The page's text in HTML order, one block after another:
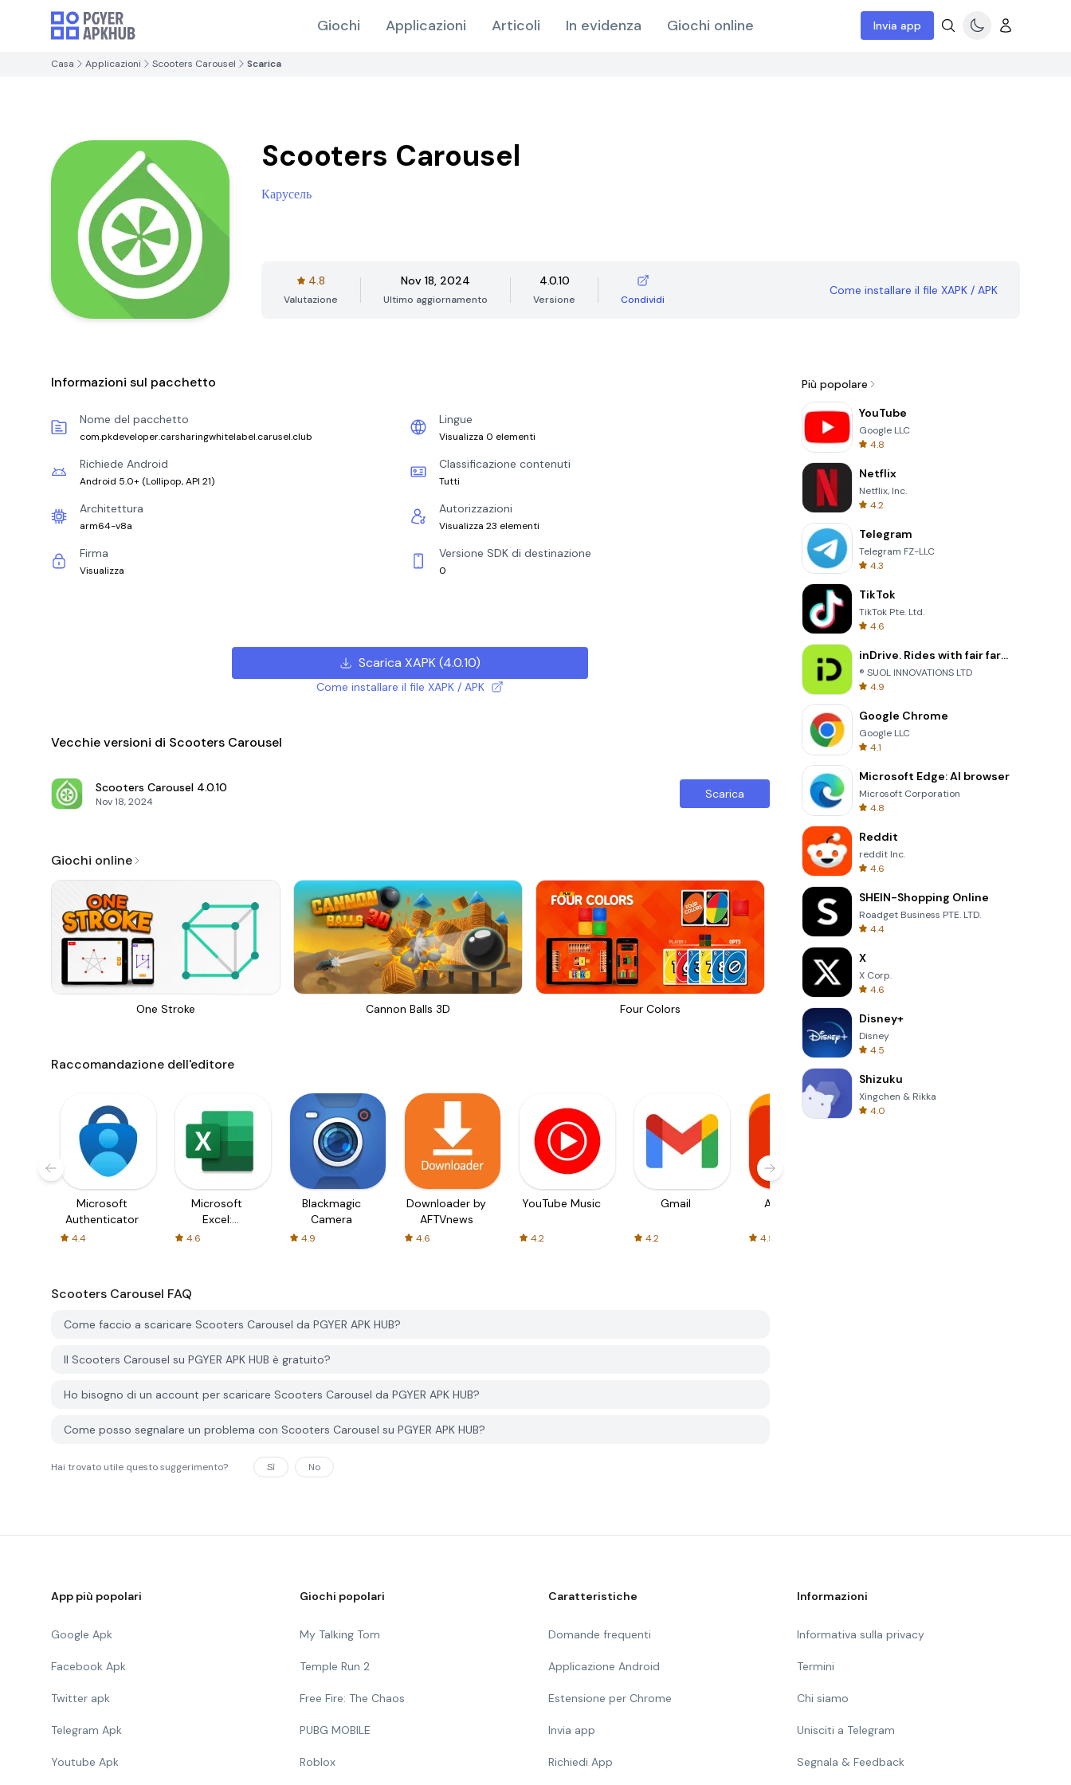
Giochi Applicazioni Articoli In evidenza Giochi online Invia app
Casa Applicazioni Scooters Carousel Scarica
Scooters Carousel
Карусель
4.8
Valutazione
Nov 18, 2024
Ultimo aggiornamento
4.0.10
Versione Condividi
Come installare il file XAPK / APK
Informazioni sul pacchetto
Nome del pacchetto
com.pkdeveloper.carsharingwhitelabel.carusel.club
Lingue
Visualizza 0 elementi
Richiede Android
Android 5.0+ (Lollipop, API 21)
Classificazione contenuti
Tutti
Architettura
arm64-v8a
Autorizzazioni
Visualizza 23 elementi
Firma
Visualizza
Versione SDK di destinazione
0
Scarica XAPK(4.0.10)
Come installare il file XAPK / APK
Vecchie versioni di Scooters Carousel
Scooters Carousel 4.0.10
Nov 18, 2024
Scarica
Giochi online
One Stroke Cannon Balls 3D Four Colors
Raccomandazione dell'editore
Microsoft
Authenticator
4.4
Microsoft
Excel:
Spreadsheets
4.6
Blackmagic
Camera
4.9
Downloader by
AFTVnews
4.6
YouTube Music
4.2
Gmail
4.2
AliExpress
4.5
Scooters Carousel FAQ
Come faccio a scaricare Scooters Carousel da PGYER APK HUB?
Il Scooters Carousel su PGYER APK HUB è gratuito?
Ho bisogno di un account per scaricare Scooters Carousel da PGYER APK HUB?
Come posso segnalare un problema con Scooters Carousel su PGYER APK HUB?
Hai trovato utile questo suggerimento? Sì No
Più popolare
YouTube
Google LLC
4.8
Netflix
Netflix, Inc.
4.2
Telegram
Telegram FZ-LLC
4.3
TikTok
TikTok Pte. Ltd.
4.6
inDrive. Rides with fair fares
® SUOL INNOVATIONS LTD
4.9
Google Chrome
Google LLC
4.1
Microsoft Edge: AI browser
Microsoft Corporation
4.8
Reddit
reddit Inc.
4.6
SHEIN-Shopping Online
Roadget Business PTE. LTD.
4.4
X
X Corp.
4.6
Disney+
Disney
4.5
Shizuku
Xingchen & Rikka
4.0
App più popolari
Google Apk
Facebook Apk
Twitter apk
Telegram Apk
Youtube Apk
Giochi popolari
My Talking Tom
Temple Run 2
Free Fire: The Chaos
PUBG MOBILE
Roblox
Caratteristiche
Domande frequenti
Applicazione Android
Estensione per Chrome
Invia app
Richiedi App
Informazioni
Informativa sulla privacy
Termini
Chi siamo
Unisciti a Telegram
Segnala & Feedback